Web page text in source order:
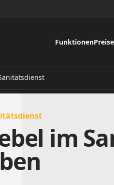
FunktionenPreise
im